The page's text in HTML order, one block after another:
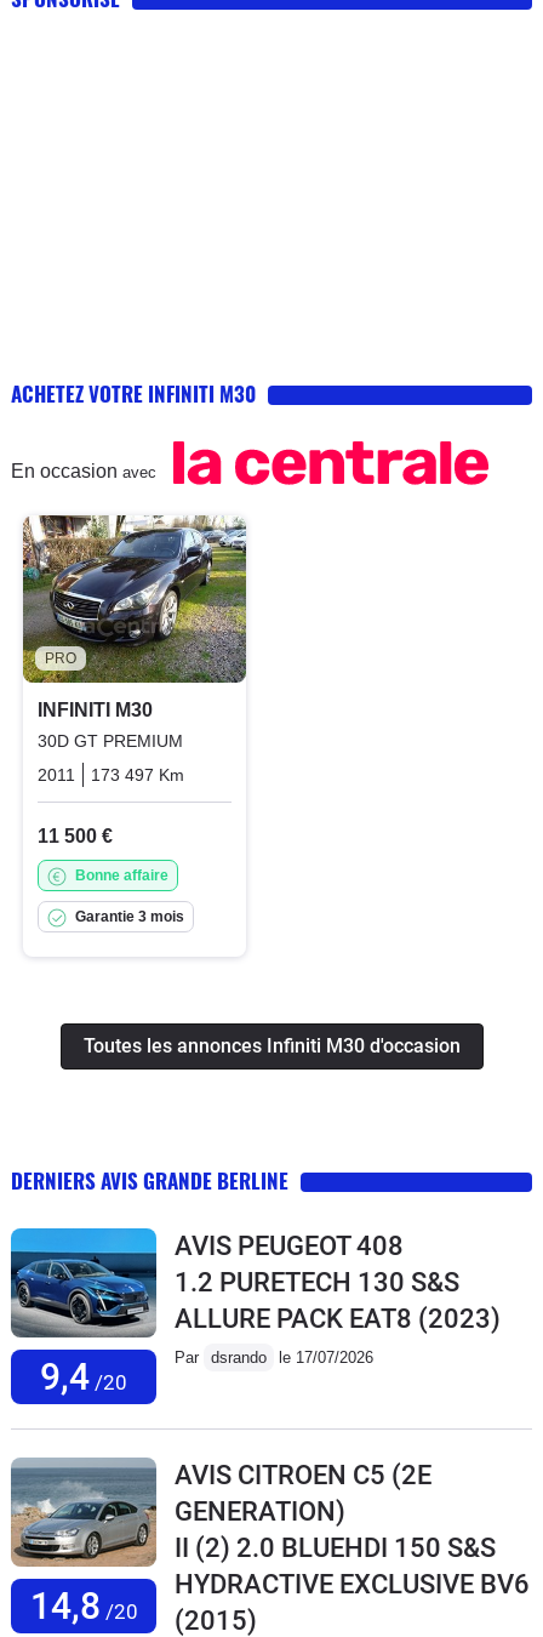
l'encyclopédie des options PORSCHE ne
ACHETEZ VOTRE INFINITI M30
En occasion avec
PRO
INFINITI M30
30D GT PREMIUM
2011
173 497 Km
11 500 €
Bonne affaire
Garantie 3 mois
Toutes les annonces Infiniti M30 d'occasion
DERNIERS AVIS GRANDE BERLINE
9,4 /20
AVIS PEUGEOT 408
1.2 PURETECH 130 S&S
ALLURE PACK EAT8 (2023)
Par dsrando le 17/07/2026
14,8 /20
AVIS CITROEN C5 (2E
GENERATION)
II (2) 2.0 BLUEHDI 150 S&S
HYDRACTIVE EXCLUSIVE BV6
(2015)